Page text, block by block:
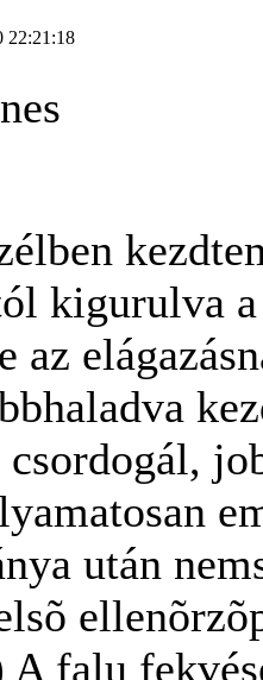
22:21:18
kigurulva
az
után
A falu